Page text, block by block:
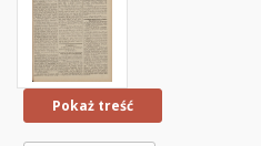
Pokaż treść